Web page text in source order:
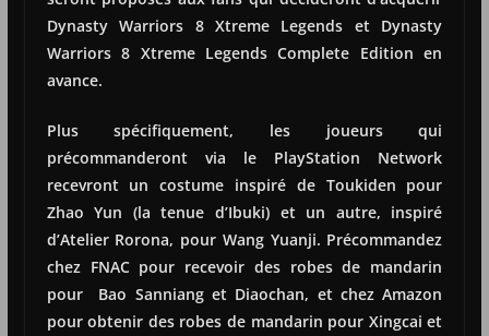
Dynasty Warriors 8 Xtreme Legends et Dynasty
Warriors 8 Xtreme Legends Complete Edition en
avance.
Plus spécifiquement, les joueurs qui
précommanderont via le PlayStation Network
recevront un costume inspiré de Toukiden pour
Zhao Yun (la tenue d’Ibuki) et un autre, inspiré
d’Atelier Rorona, pour Wang Yuanji. Précommandez
chez FNAC pour recevoir des robes de mandarin
pour Bao Sanniang et Diaochan, et chez Amazon
pour obtenir des robes de mandarin pour Xingcai et